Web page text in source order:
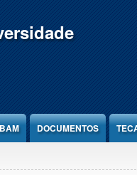
DOCUMENTOS